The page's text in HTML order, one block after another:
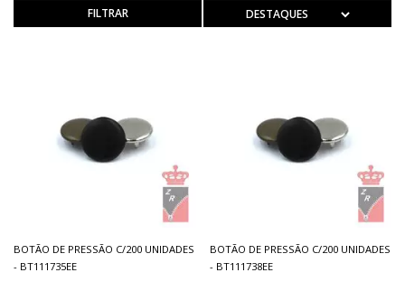
BOTÃO DE PRESSÃO C/200 UNIDADES
- BT111735EE
BOTÃO DE PRESSÃO C/200 UNIDADES
- BT111738EE